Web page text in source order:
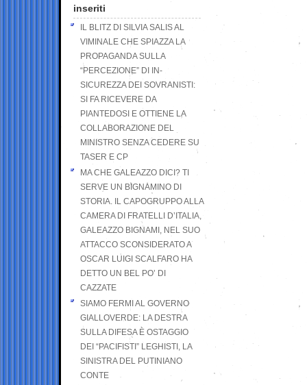
inseriti
IL BLITZ DI SILVIA SALIS AL
VIMINALE CHE SPIAZZA LA
PROPAGANDA SULLA
“PERCEZIONE” DI IN-
SICUREZZA DEI SOVRANISTI:
SI FA RICEVERE DA
PIANTEDOSI E OTTIENE LA
COLLABORAZIONE DEL
MINISTRO SENZA CEDERE SU
TASER E CP
MA CHE GALEAZZO DICI? TI
SERVE UN BIGNAMINO DI
STORIA. IL CAPOGRUPPO ALLA
CAMERA DI FRATELLI D’ITALIA,
GALEAZZO BIGNAMI, NEL SUO
ATTACCO SCONSIDERATO A
OSCAR LUIGI SCALFARO HA
DETTO UN BEL PO’ DI
CAZZATE
SIAMO FERMI AL GOVERNO
GIALLOVERDE: LA DESTRA
SULLA DIFESA È OSTAGGIO
DEI “PACIFISTI” LEGHISTI, LA
SINISTRA DEL PUTINIANO
CONTE